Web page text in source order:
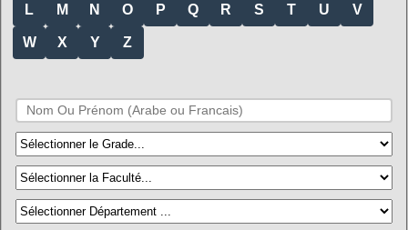
L M N O P Q R S T U V
W X Y Z